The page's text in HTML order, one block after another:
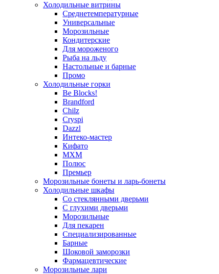
Холодильные витрины
Среднетемпературные
Универсальные
Морозильные
Кондитерские
Для мороженого
Рыба на льду
Настольные и барные
Промо
Холодильные горки
Be Blocks!
Brandford
Chilz
Cryspi
Dazzl
Интеко-мастер
Кифато
МХМ
Полюс
Премьер
Морозильные бонеты и ларь-бонеты
Холодильные шкафы
Со стеклянными дверьми
С глухими дверьми
Морозильные
Для пекарен
Специализированные
Барные
Шоковой заморозки
Фармацевтические
Морозильные лари